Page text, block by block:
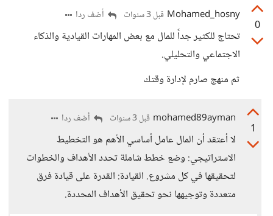
0
Mohamed_hosny قبل 3 سنوات أضف ردا
تحتاج للكثير جداً للمال مع بعض المهارات القيادية والذكاء
الاجتماعي والتحليلي.
ثم منهج صارم لإدارة وقتك
1
mohamed89ayman قبل 3 سنوات أضف ردا
لا أعتقد أن المال عامل أساسي الأهم هو التخطيط
الاستراتيجي: وضع خطط شاملة تحدد الأهداف والخطوات
لتحقيقها في كل مشروع. القيادة: القدرة على قيادة فرق
متعددة وتوجيهها نحو تحقيق الأهداف المحددة.